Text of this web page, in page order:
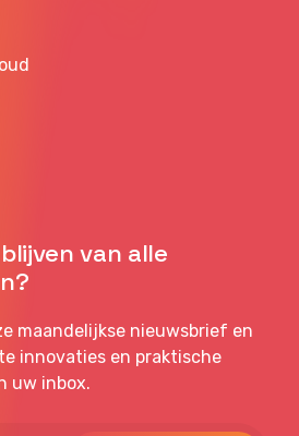
van alle
maandelijkse nieuwsbrief en
innovaties en praktische
uw inbox.